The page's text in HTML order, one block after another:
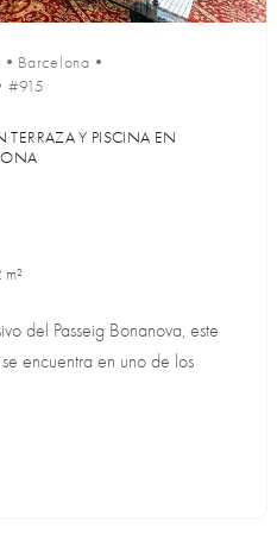
• Barcelona •
#915
Y PISCINA EN
del Passeig Bonanova, este
encuentra en uno de los